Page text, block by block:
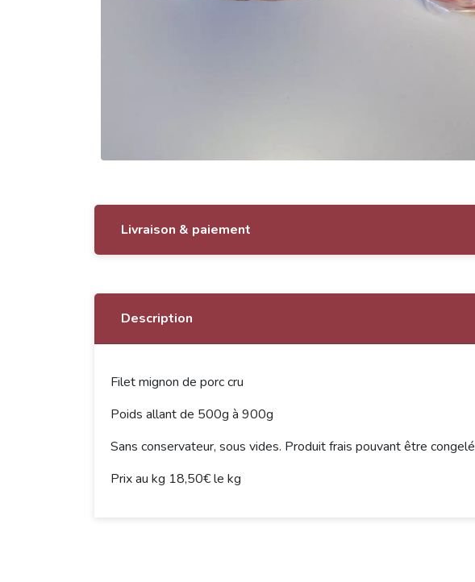
Livraison & paiement
Description
Filet mignon de porc cru
Poids allant de 500g à 900g
Sans conservateur, sous vides. Produit frais pouvant être congelé
Prix au kg 18,50€ le kg